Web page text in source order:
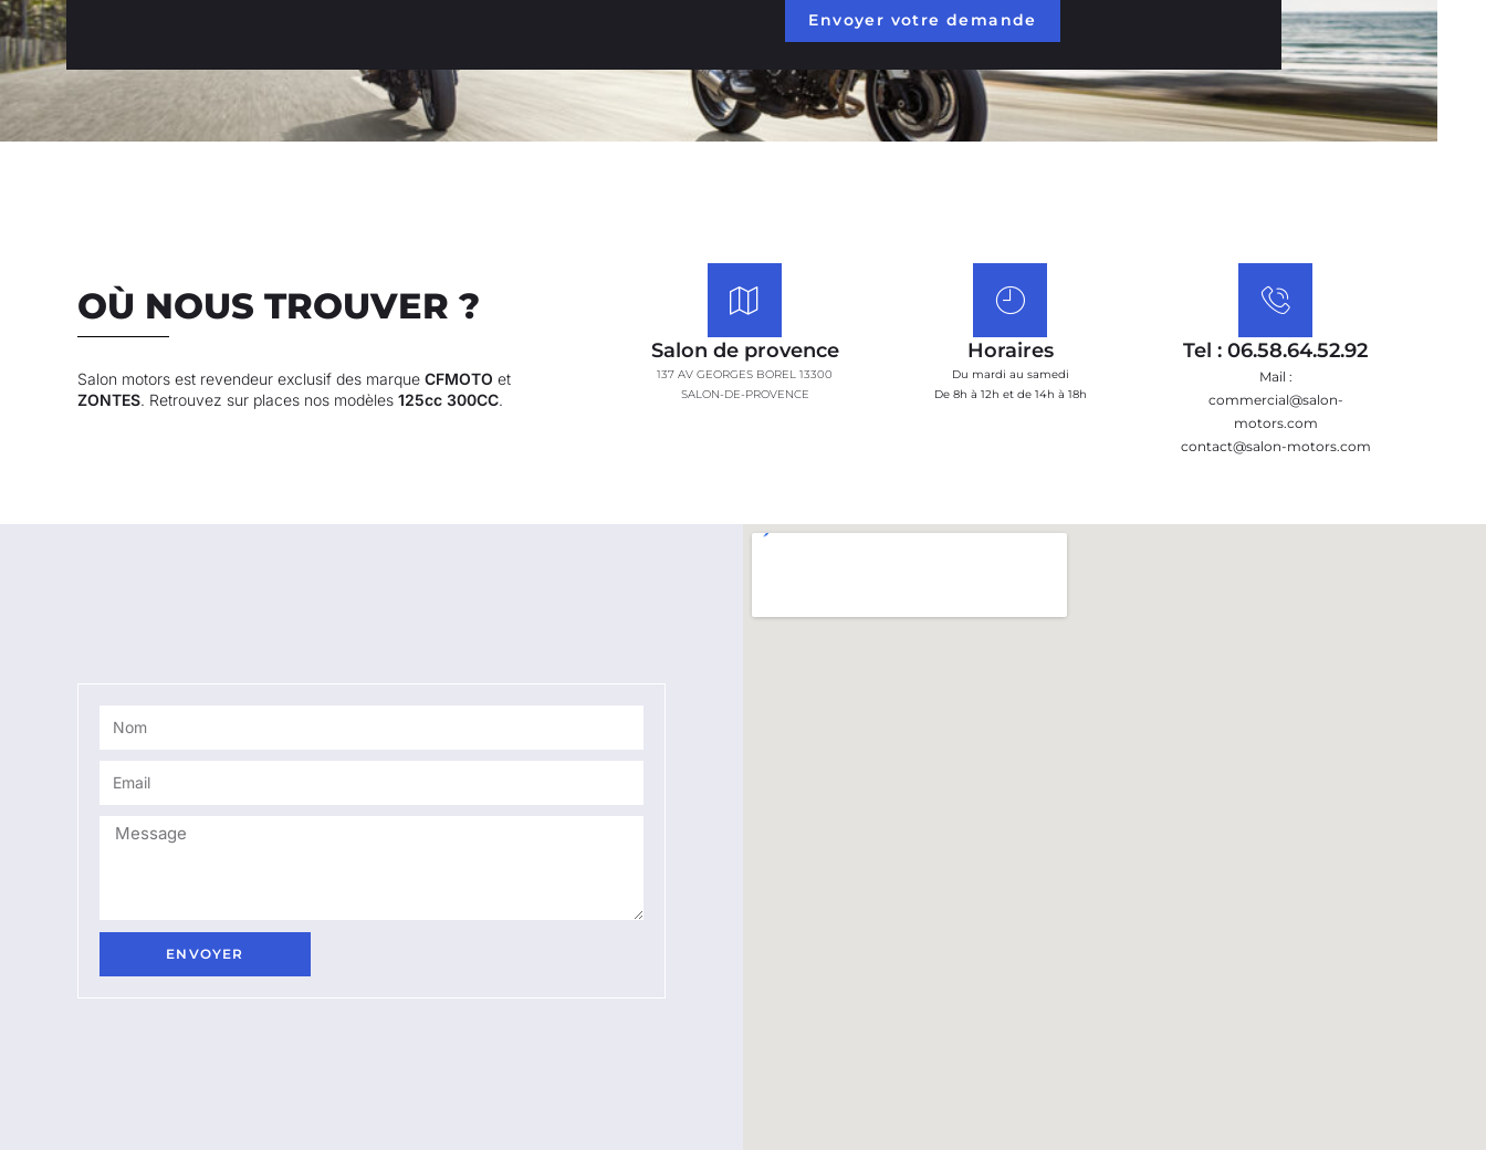
Envoyer votre demande
OÙ NOUS TROUVER ?
Salon motors est revendeur exclusif des marque CFMOTO et
ZONTES. Retrouvez sur places nos modèles 125cc 300CC.
Salon de provence
137 AV GEORGES BOREL 13300
SALON-DE-PROVENCE
Horaires
Du mardi au samedi
De 8h à 12h et de 14h à 18h
Tel : 06.58.64.52.92
Mail :
commercial@salon-
motors.com
contact@salon-motors.com
ENVOYER